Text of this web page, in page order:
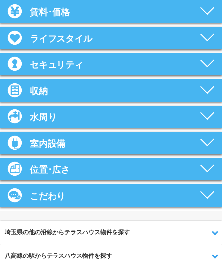
賃料･価格
ライフスタイル
セキュリティ
収納
水周り
室内設備
位置･広さ
こだわり
埼玉県の他の沿線からテラスハウス物件を探す
八高線の駅からテラスハウス物件を探す